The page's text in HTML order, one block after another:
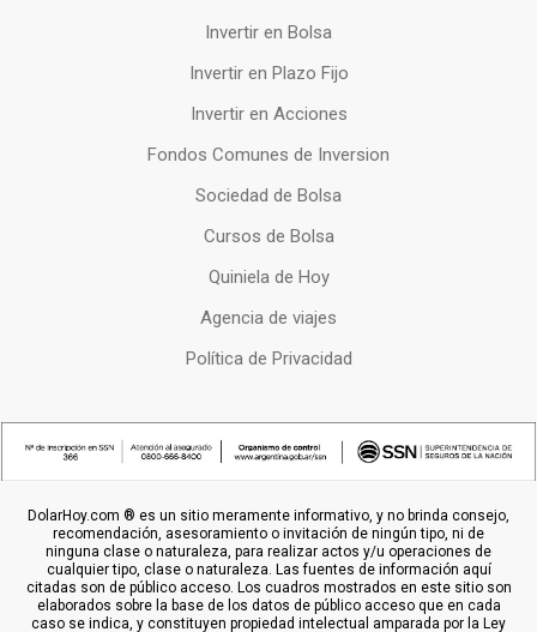
Invertir en Bolsa
Invertir en Plazo Fijo
Invertir en Acciones
Fondos Comunes de Inversion
Sociedad de Bolsa
Cursos de Bolsa
Quiniela de Hoy
Agencia de viajes
Política de Privacidad
DolarHoy.com ® es un sitio meramente informativo, y no brinda consejo,
recomendación, asesoramiento o invitación de ningún tipo, ni de
ninguna clase o naturaleza, para realizar actos y/u operaciones de
cualquier tipo, clase o naturaleza. Las fuentes de información aquí
citadas son de público acceso. Los cuadros mostrados en este sitio son
elaborados sobre la base de los datos de público acceso que en cada
caso se indica, y constituyen propiedad intelectual amparada por la Ley